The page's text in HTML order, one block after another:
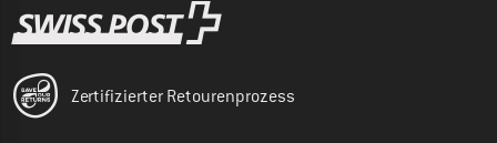
Zertifizierter Retourenprozess